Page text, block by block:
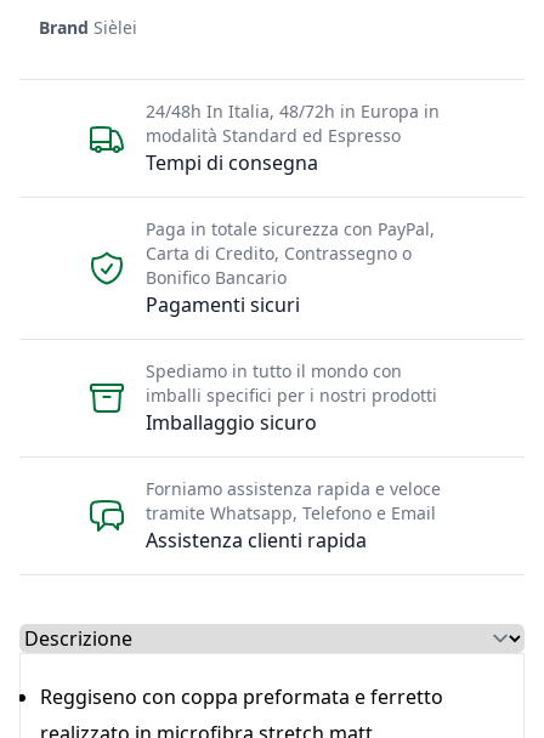
Brand Sièlei
Tempi di consegna
24/48h In Italia, 48/72h in Europa in
modalità Standard ed Espresso
Pagamenti sicuri
Paga in totale sicurezza con PayPal,
Carta di Credito, Contrassegno o
Bonifico Bancario
Imballaggio sicuro
Spediamo in tutto il mondo con
imballi specifici per i nostri prodotti
Assistenza clienti rapida
Forniamo assistenza rapida e veloce
tramite Whatsapp, Telefono e Email
Select a tab
Reggiseno con coppa preformata e ferretto